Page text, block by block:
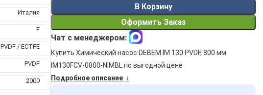
Италия
F
PVDF / ECTFE
PVDF
2000
В Корзину
Оформить Заказ
Чат с менеджером:
Купить Химический насос DEBEM IM 130 PVDF, 800 мм
IM130FCV-0800-NIMBL по выгодной цене
Подробное описание ↓